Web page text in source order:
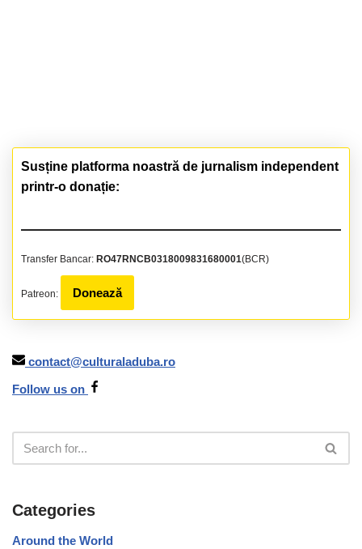
Susține platforma noastră de jurnalism independent
printr-o donație:
Transfer Bancar: RO47RNCB0318009831680001(BCR)
Patreon: Donează
contact@culturaladuba.ro
Follow us on
Categories
Around the World